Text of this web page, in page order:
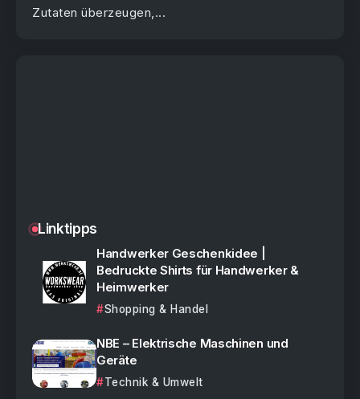
Zutaten überzeugen,...
Linktipps
Handwerker Geschenkidee |
Bedruckte Shirts für Handwerker &
Heimwerker
Shopping & Handel
NBE – Elektrische Maschinen und
Geräte
Technik & Umwelt